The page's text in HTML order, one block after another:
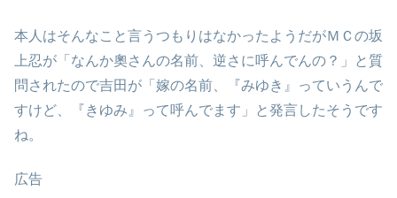
本人はそんなこと言うつもりはなかったようだがＭＣの坂
上忍が「なんか奧さんの名前、逆さに呼んでんの？」と質
問されたので吉田が「嫁の名前、『みゆき』っていうんで
すけど、『きゆみ』って呼んでます」と発言したそうです
ね。
広告